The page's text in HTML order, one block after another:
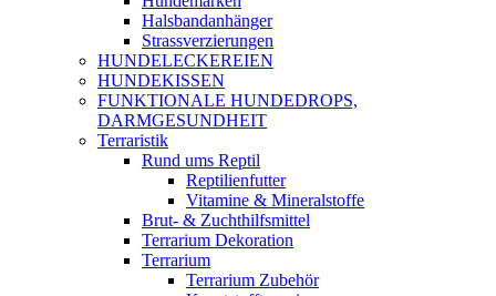
Halsbandanhänger
Strassverzierungen
HUNDELECKEREIEN
HUNDEKISSEN
FUNKTIONALE HUNDEDROPS,
DARMGESUNDHEIT
Terraristik
Rund ums Reptil
Reptilienfutter
Vitamine & Mineralstoffe
Brut- & Zuchthilfsmittel
Terrarium Dekoration
Terrarium
Terrarium Zubehör